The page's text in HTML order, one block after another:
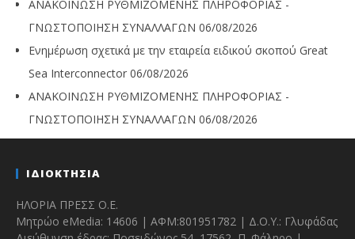
ΑΝΑΚΟΙΝΩΣΗ ΡΥΘΜΙΖΟΜΕΝΗΣ ΠΛΗΡΟΦΟΡΙΑΣ -
ΓΝΩΣΤΟΠΟΙΗΣΗ ΣΥΝΑΛΛΑΓΩΝ 06/08/2026
Ενημέρωση σχετικά με την εταιρεία ειδικού σκοπού Great
Sea Interconnector 06/08/2026
ΑΝΑΚΟΙΝΩΣΗ ΡΥΘΜΙΖΟΜΕΝΗΣ ΠΛΗΡΟΦΟΡΙΑΣ -
ΓΝΩΣΤΟΠΟΙΗΣΗ ΣΥΝΑΛΛΑΓΩΝ 06/08/2026
ΙΔΙΟΚΤΗΣΙΑ
ΗΛΟΡΙΑ ΠΡΕΣΣ Ο.Ε.
Μητρώο eMedia: 14606 | ΑΦΜ:801951782 | Δ.Ο.Υ.: Γλυφάδας